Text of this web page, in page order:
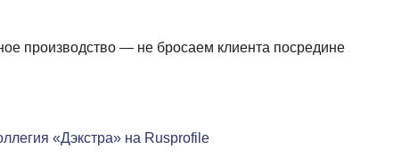
производство — не бросаем клиента посредине